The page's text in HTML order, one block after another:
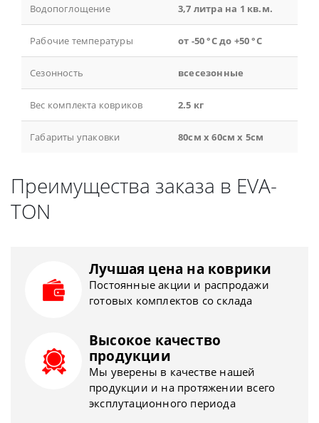
Водопоглощение 3,7 литра на 1 кв.м.
Рабочие температуры от -50 °С до +50 °С
Сезонность всесезонные
Вес комплекта ковриков 2.5 кг
Габариты упаковки 80см x 60см x 5см
Преимущества заказа в EVA-
TON
Лучшая цена на коврики
Постоянные акции и распродажи
готовых комплектов со склада
Высокое качество
продукции
Мы уверены в качестве нашей
продукции и на протяжении всего
эксплутационного периода